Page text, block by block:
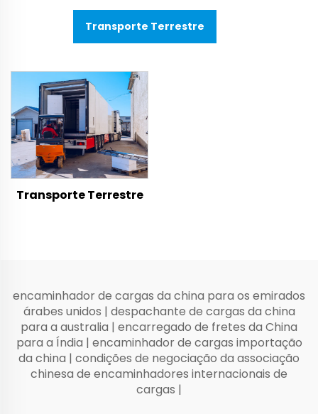
Transporte Terrestre
Transporte Terrestre
encaminhador de cargas da china para os emirados
árabes unidos | despachante de cargas da china
para a australia | encarregado de fretes da China
para a Índia | encaminhador de cargas importação
da china | condições de negociação da associação
chinesa de encaminhadores internacionais de
cargas |